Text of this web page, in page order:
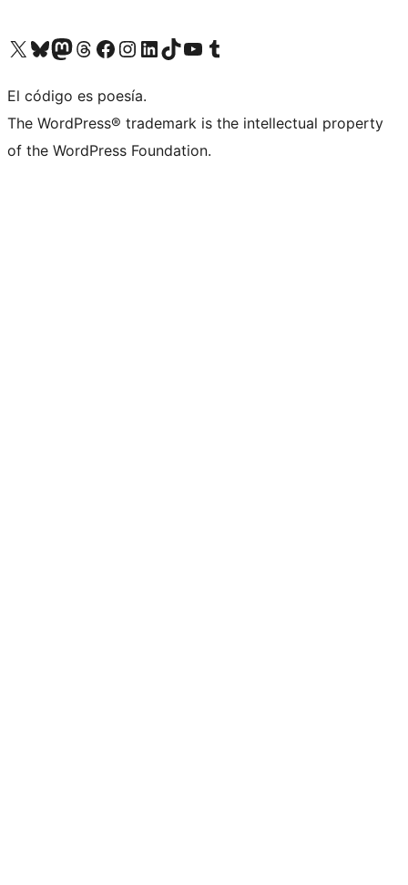
Visit our X (formerly Twitter) account
Visit our Bluesky account
Visita nuestra cuenta de Twitter
Visit our Threads account
Visita nuestra página de Facebook
Visite nuestra cuenta de Instagram
Visit our LinkedIn account
Visit our TikTok account
Visit our YouTube channel
Visit our Tumblr account
El código es poesía.
The WordPress® trademark is the intellectual property
of the WordPress Foundation.